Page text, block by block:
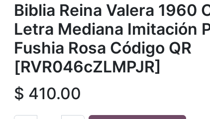
Biblia Reina Valera 1960
Letra Mediana Imitación
Fushia Rosa Código QR
[RVR046cZLMPJR]
$ 410.00